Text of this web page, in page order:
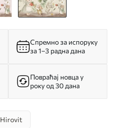
Спремно за испоруку
за 1–3 радна дана
Повраћај новца у
року од 30 дана
Hirovit